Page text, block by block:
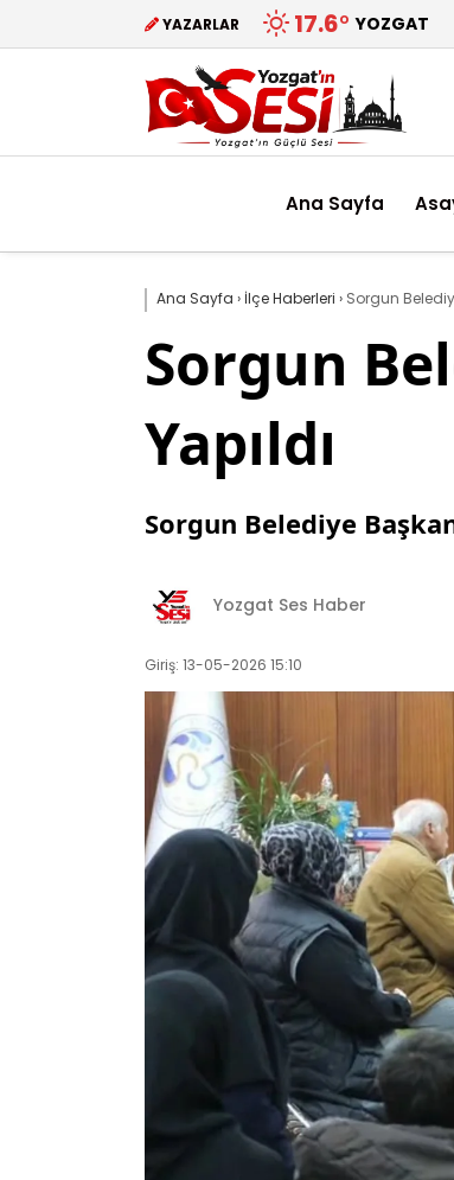
YAZARLAR 17.6° YOZGAT
Ana Sayfa
Ana Sayfa › İlçe Haberleri › Sorgun
Sorgun
Yapıldı
Sorgun Belediye
Yozgat Ses Haber
Giriş: 13-05-2026 15:10